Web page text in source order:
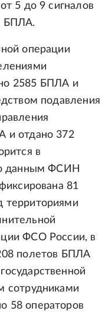
5 до 9 сигналов
БПЛА.
операции
2585 БПЛА и
подавления
и отдано 372
в
данным ФСИН
81
территориями
ФСО России, в
полетов БПЛА
сотрудниками
58 операторов